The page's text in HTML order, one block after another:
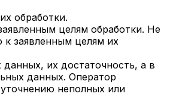
обработки.
целям обработки. Не
заявленным целям их
их достаточность, а в
данных. Оператор
неполных или